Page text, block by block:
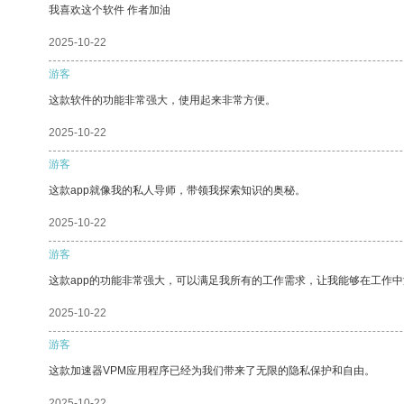
我喜欢这个软件 作者加油
2025-10-22
游客
这款软件的功能非常强大，使用起来非常方便。
2025-10-22
游客
这款app就像我的私人导师，带领我探索知识的奥秘。
2025-10-22
游客
这款app的功能非常强大，可以满足我所有的工作需求，让我能够在工作中
2025-10-22
游客
这款加速器VPM应用程序已经为我们带来了无限的隐私保护和自由。